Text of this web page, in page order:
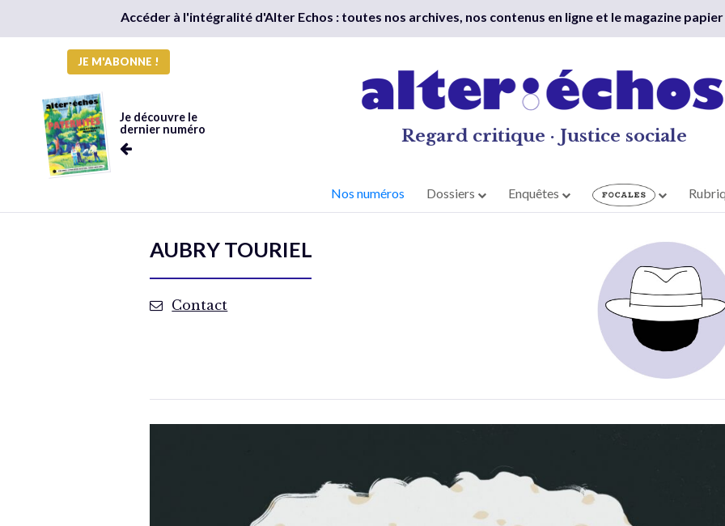
Accéder à l'intégralité d'Alter Echos : toutes nos archives, nos contenus en ligne et le magazine
JE M'ABONNE !
Je découvre le
dernier numéro
Regard critique · Justice sociale
Nos numéros Dossiers Enquêtes
AUBRY TOURIEL
Contact